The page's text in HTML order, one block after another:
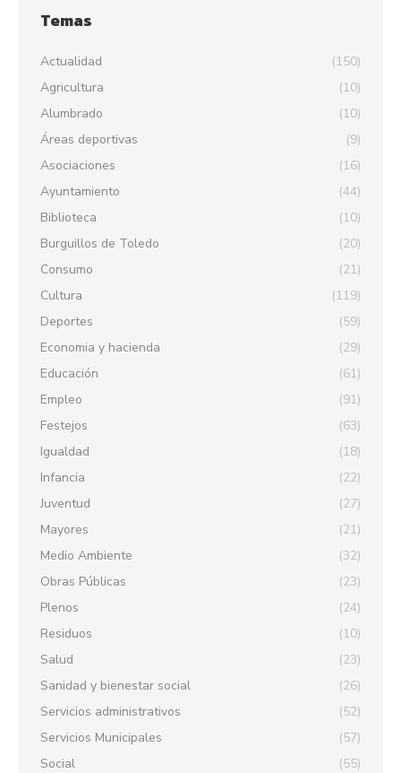
Temas
Actualidad
(150)
Agricultura
(10)
Alumbrado
(10)
Áreas deportivas
(9)
Asociaciones
(16)
Ayuntamiento
(44)
Biblioteca
(10)
Burguillos de Toledo
(20)
Consumo
(21)
Cultura
(119)
Deportes
(59)
Economia y hacienda
(29)
Educación
(61)
Empleo
(91)
Festejos
(63)
Igualdad
(18)
Infancia
(22)
Juventud
(27)
Mayores
(21)
Medio Ambiente
(32)
Obras Públicas
(23)
Plenos
(24)
Residuos
(10)
Salud
(23)
Sanidad y bienestar social
(26)
Servicios administrativos
(52)
Servicios Municipales
(57)
Social
(55)